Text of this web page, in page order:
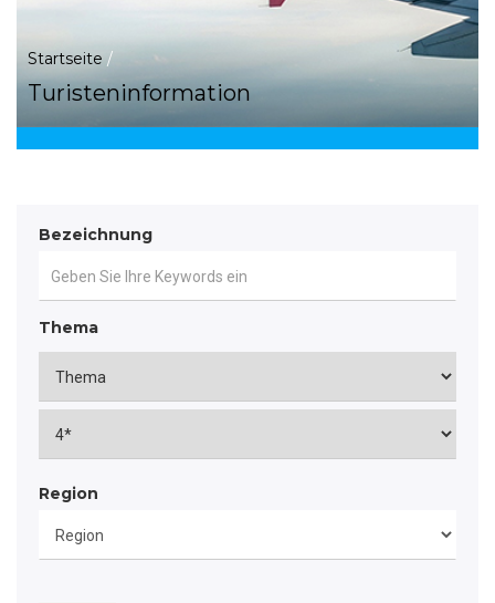
Sie
sind
hier
Startseite /
Turisteninformation
Bezeichnung
Thema
Region